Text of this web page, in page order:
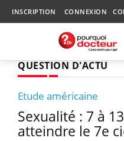
INSCRIPTION CONNEXION
QUESTION D'ACTU
Etude américaine
Sexualité : 7 à
atteindre le 7e